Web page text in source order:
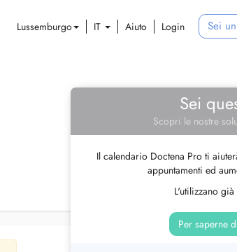
Lussemburgo IT Aiuto Login Sei
Sei
Scopri le nostre
Il calendario Doctena Pro ti
appuntamenti ed
L'utilizzano
Per saperne